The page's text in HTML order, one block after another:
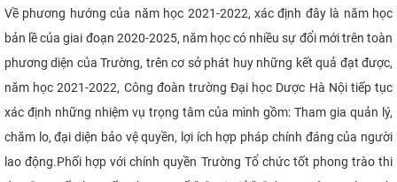
Về phương hướng của năm học 2021-2022, xác định đây là năm học
bản lề của giai đoạn 2020-2025, năm học có nhiều sự đổi mới trên toàn
phương diện của Trường, trên cơ sở phát huy những kết quả đạt được,
năm học 2021-2022, Công đoàn trường Đại học Dược Hà Nội tiếp tục
xác định những nhiệm vụ trọng tâm của mình gồm: Tham gia quản lý,
chăm lo, đại diện bảo vệ quyền, lợi ích hợp pháp chính đáng của người
lao động.Phối hợp với chính quyền Trường Tổ chức tốt phong trào thi